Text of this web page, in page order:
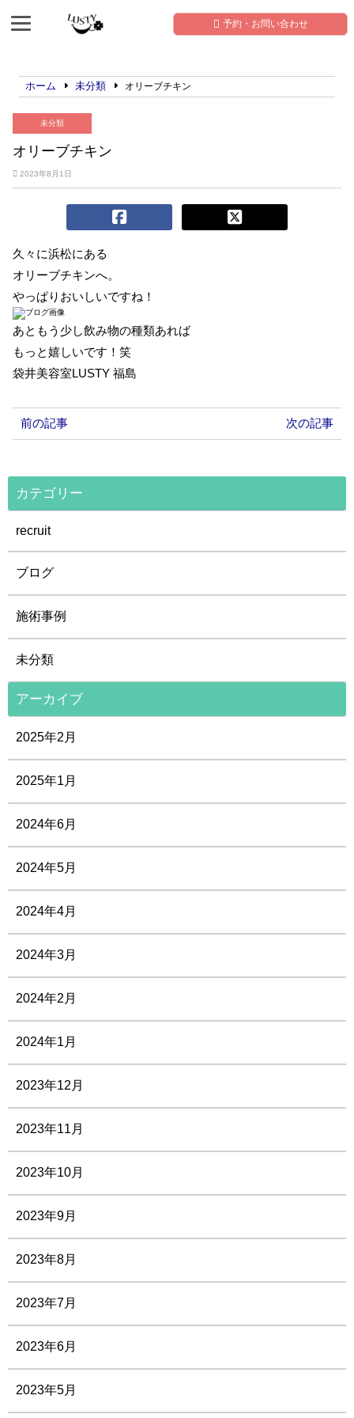
予約・お問い合わせ
ホーム 未分類 オリーブチキン
未分類
オリーブチキン
2023年8月1日
久々に浜松にある
オリーブチキンへ。
やっぱりおいしいですね！
あともう少し飲み物の種類あれば
もっと嬉しいです！笑
袋井美容室LUSTY 福島
前の記事 次の記事
カテゴリー
recruit
ブログ
施術事例
未分類
アーカイブ
2025年2月
2025年1月
2024年6月
2024年5月
2024年4月
2024年3月
2024年2月
2024年1月
2023年12月
2023年11月
2023年10月
2023年9月
2023年8月
2023年7月
2023年6月
2023年5月